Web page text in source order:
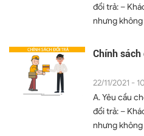
dụng và
nhân tham
hàng...
đổi trả: –
nhưng
hay vỡ văn
bị giao sai
so với đơn
phụ kiện,
hàng, hóa
Chính
22/11/2021 -
A. Yêu cầu
đổi trả: –
nhưng